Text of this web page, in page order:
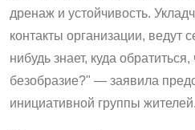
дренаж и устойчивость.
контакты организации, ведут
нибудь знает, куда
безобразие?" — заявила
инициативной группы жителей.